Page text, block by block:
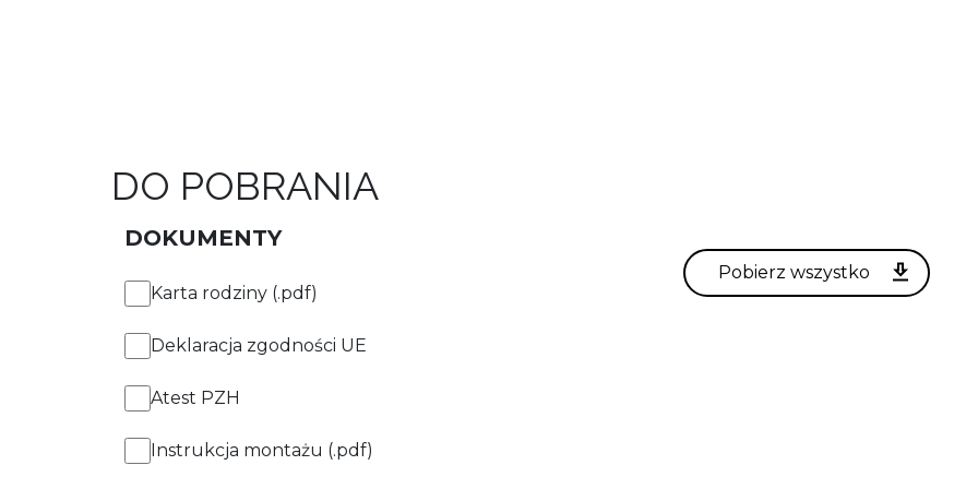
DO POBRANIA
DOKUMENTY
Karta rodziny (.pdf)
Deklaracja zgodności UE
Atest PZH
Instrukcja montażu (.pdf)